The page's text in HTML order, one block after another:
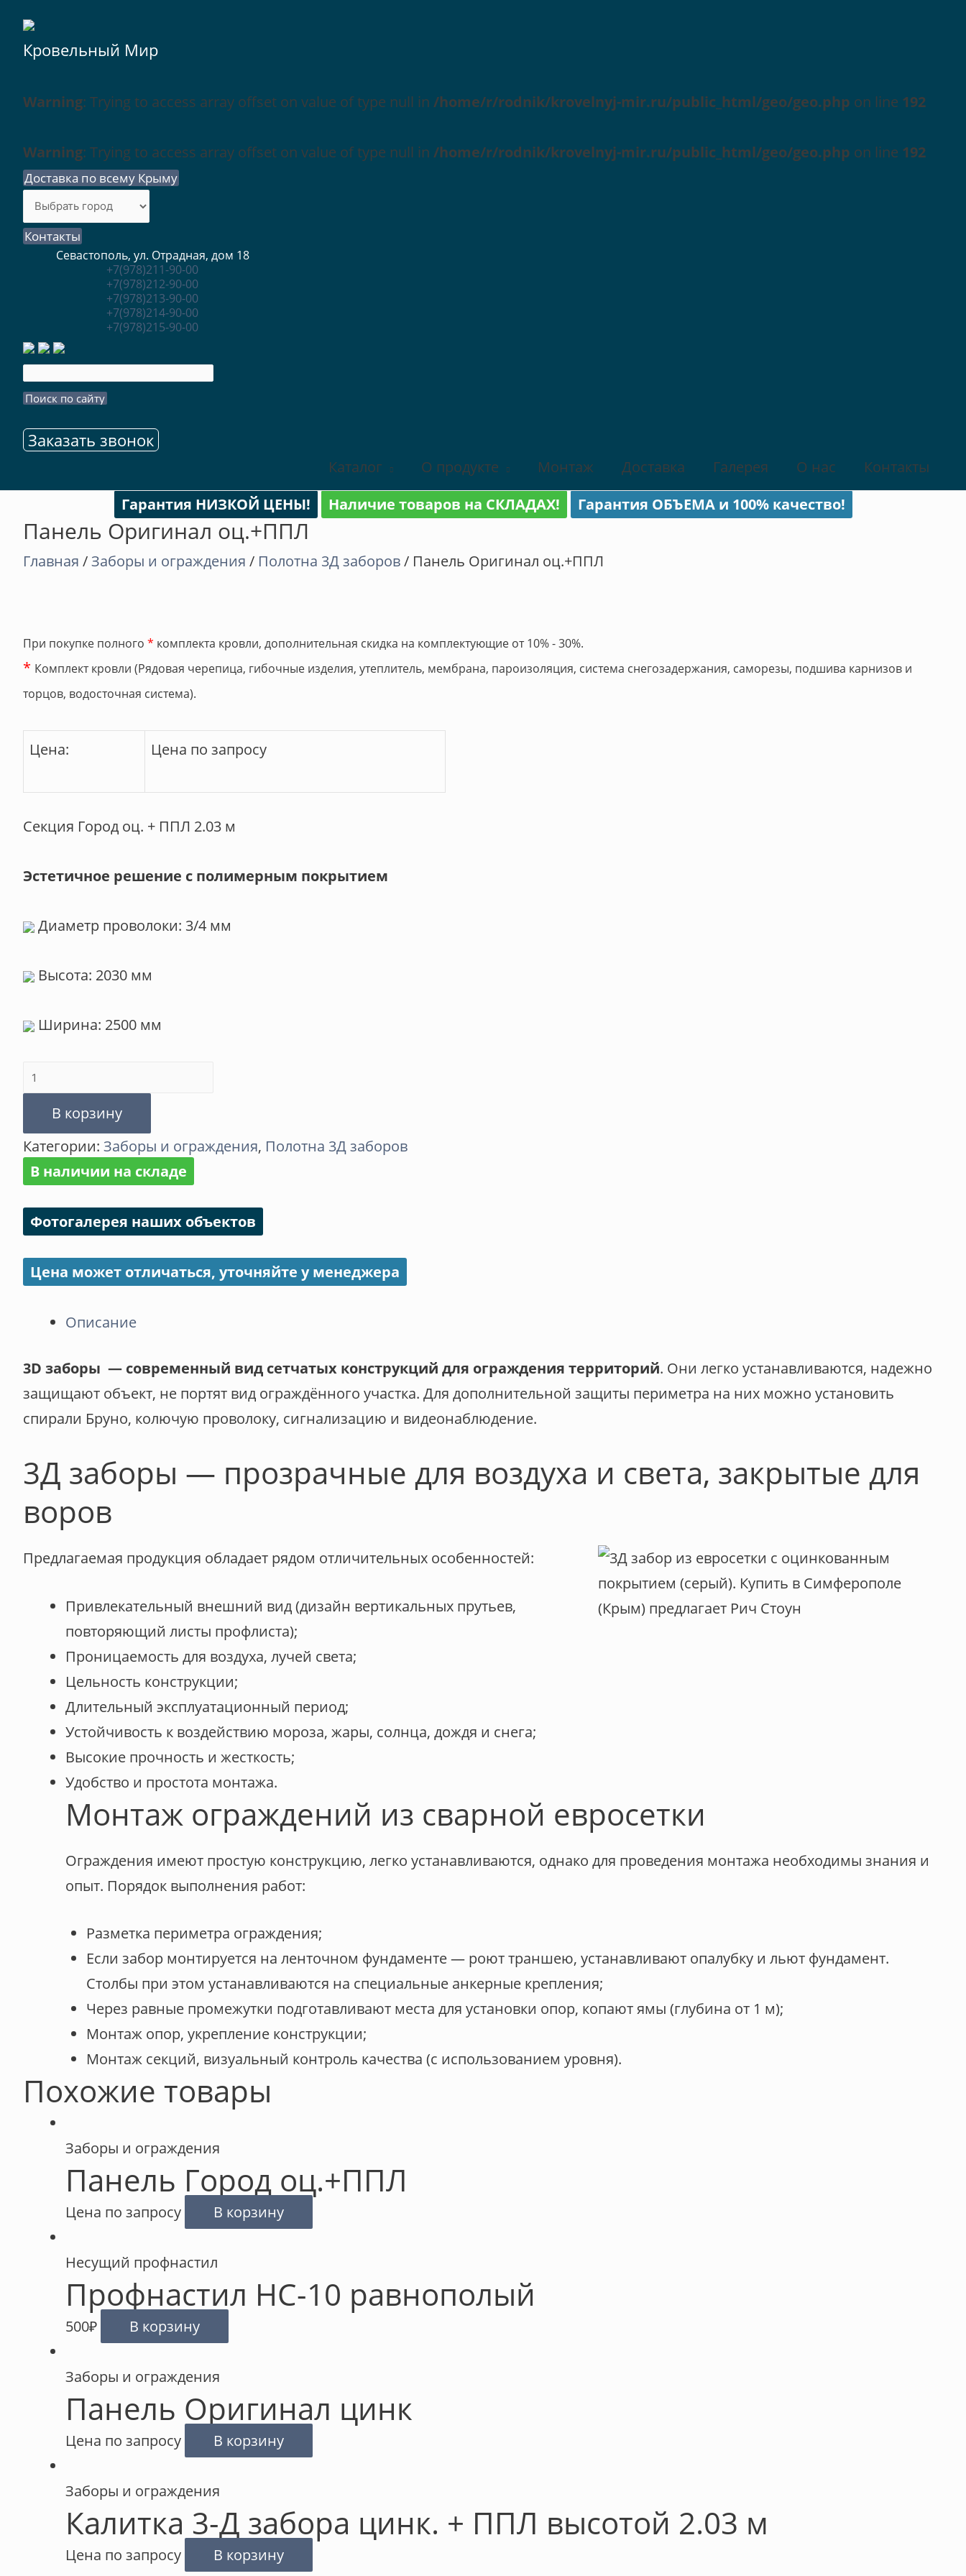
Кровельный Мир
Warning: Trying to access array offset on value of type null in /home/r/rodnik/krovelnyj-mir.ru/public_html/geo/geo.php on line 192
Warning: Trying to access array offset on value of type null in /home/r/rodnik/krovelnyj-mir.ru/public_html/geo/geo.php on line 192
Доставка по всему Крыму
Контакты
Севастополь, ул. Отрадная, дом 18
+7(978)211-90-00
+7(978)212-90-00
+7(978)213-90-00
+7(978)214-90-00
+7(978)215-90-00
Заказать звонок
Каталог О продукте Монтаж Доставка Галерея О нас
Контакты
Гарантия НИЗКОЙ ЦЕНЫ!
Наличие товаров на СКЛАДАХ! Гарантия ОБЪЕМА и 100% качество!
Панель Оригинал оц.+ППЛ
Главная /Заборы и ограждения / Полотна 3Д заборов/ Панель Оригинал оц.+ППЛ
При покупке полного * комплекта кровли, дополнительная скидка на комплектующие от 10% - 30%.
* Комплект кровли (Рядовая черепица, гибочные изделия, утеплитель, мембрана, пароизоляция, система снегозадержания, саморезы, подшива карнизов и
торцов, водосточная система).
Цена: Цена по запросу
Секция Город оц. + ППЛ 2.03 м
Эстетичное решение с полимерным покрытием
Диаметр проволоки: 3/4 мм
Высота: 2030 мм
Ширина: 2500 мм
Количество
товара
Панель
Оригинал
оц.+ППЛ
В корзину
Категории: Заборы и ограждения, Полотна 3Д заборов
В наличии на складе
Фотогалерея наших объектов
Цена может отличаться, уточняйте у менеджера
Описание
3D заборы — современный вид сетчатых конструкций для ограждения территорий. Они легко устанавливаются, надежно
защищают объект, не портят вид ограждённого участка. Для дополнительной защиты периметра на них можно установить
спирали Бруно, колючую проволоку, сигнализацию и видеонаблюдение.
3Д заборы — прозрачные для воздуха и света, закрытые для
воров
Предлагаемая продукция обладает рядом отличительных особенностей:
Привлекательный внешний вид (дизайн вертикальных прутьев,
повторяющий листы профлиста);
Проницаемость для воздуха, лучей света;
Цельность конструкции;
Длительный эксплуатационный период;
Устойчивость к воздействию мороза, жары, солнца, дождя и снега;
Высокие прочность и жесткость;
Удобство и простота монтажа.
Монтаж ограждений из сварной евросетки
Ограждения имеют простую конструкцию, легко устанавливаются, однако для проведения монтажа необходимы знания и
опыт. Порядок выполнения работ:
Разметка периметра ограждения;
Если забор монтируется на ленточном фундаменте — роют траншею, устанавливают опалубку и льют фундамент.
Столбы при этом устанавливаются на специальные анкерные крепления;
Через равные промежутки подготавливают места для установки опор, копают ямы (глубина от 1 м);
Монтаж опор, укрепление конструкции;
Монтаж секций, визуальный контроль качества (с использованием уровня).
Похожие товары
Заборы и ограждения
Панель Город оц.+ППЛ
Цена по запросу В корзину
Несущий профнастил
Профнастил НС-10 равнополый
500₽ В корзину
Заборы и ограждения
Панель Оригинал цинк
Цена по запросу В корзину
Заборы и ограждения
Калитка 3-Д забора цинк. + ППЛ высотой 2.03 м
Цена по запросу В корзину